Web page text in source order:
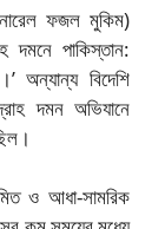
ফজল মুকিম)
দমনে পাকিস্তান:
অন্যান্য বিদেশি
দমন অভিযানে
ও আধা-সামরিক